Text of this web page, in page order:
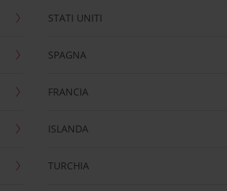
STATI UNITI
SPAGNA
FRANCIA
ISLANDA
TURCHIA